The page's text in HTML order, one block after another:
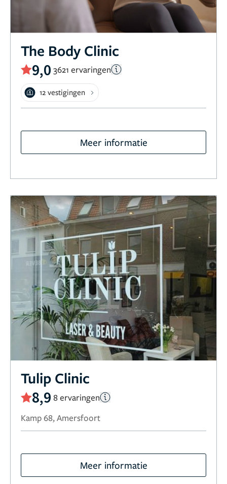
The Body Clinic
9,0 3621 ervaringen
12 vestigingen
Meer informatie
Tulip Clinic
8,9 8 ervaringen
Kamp 68, Amersfoort
Meer informatie